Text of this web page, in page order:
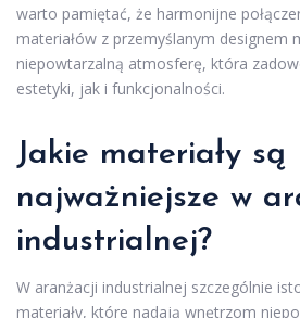
warto pamiętać, że harmonijne
materiałów z przemyślanym designem
niepowtarzalną atmosferę, która
estetyki, jak i funkcjonalności.
Jakie materiały są
najważniejsze w
industrialnej?
W aranżacji industrialnej szczególnie
materiały, które nadają wnętrzom